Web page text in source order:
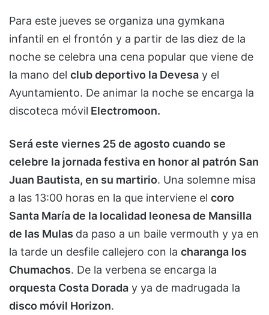
Para este jueves se organiza una gymkana
infantil en el frontón y a partir de las diez de la
noche se celebra una cena popular que viene de
la mano del club deportivo la Devesa y el
Ayuntamiento. De animar la noche se encarga la
discoteca móvil Electromoon.
Será este viernes 25 de agosto cuando se
celebre la jornada festiva en honor al patrón San
Juan Bautista, en su martirio. Una solemne misa
a las 13:00 horas en la que interviene el coro
Santa María de la localidad leonesa de Mansilla
de las Mulas da paso a un baile vermouth y ya en
la tarde un desfile callejero con la charanga los
Chumachos. De la verbena se encarga la
orquesta Costa Dorada y ya de madrugada la
disco móvil Horizon.